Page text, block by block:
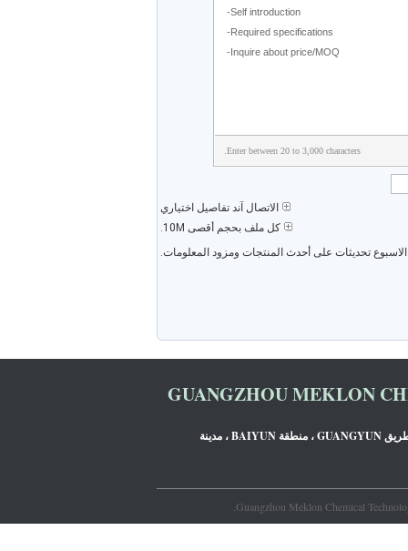
Enter between 20 to 3,000 characters.
الاتصال آند تفاصيل اختياري
كل ملف بحجم أقصى 10M.
الاسبوع تحديثات على أحدث المنتجات ومزود المعلومات.
GUANGZHOU MEKLON
الغرفة 1309 ، البرج B ، JIADA INTERNATIONAL ، طريق GUANGYUN ، منطقة BAIYUN ، مدينة